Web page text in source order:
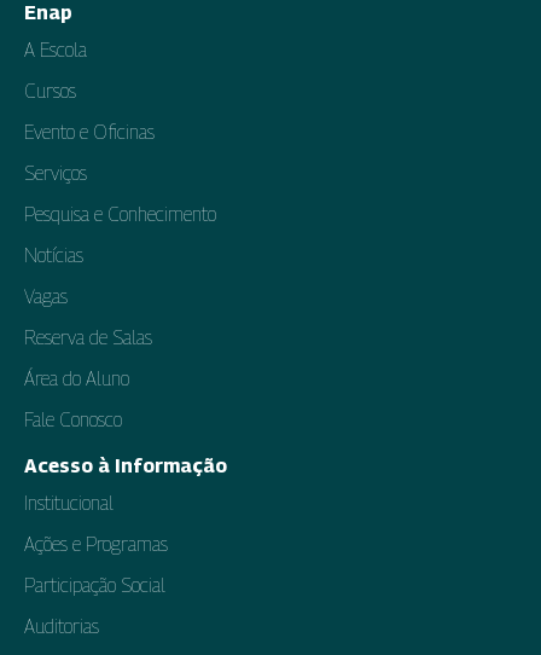
Enap
A Escola
Cursos
Evento e Oficinas
Serviços
Pesquisa e Conhecimento
Notícias
Vagas
Reserva de Salas
Área do Aluno
Fale Conosco
Acesso à Informação
Institucional
Ações e Programas
Participação Social
Auditorias